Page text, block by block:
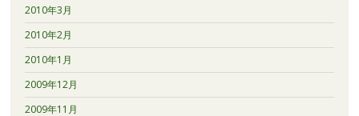
2010年3月
2010年2月
2010年1月
2009年12月
2009年11月